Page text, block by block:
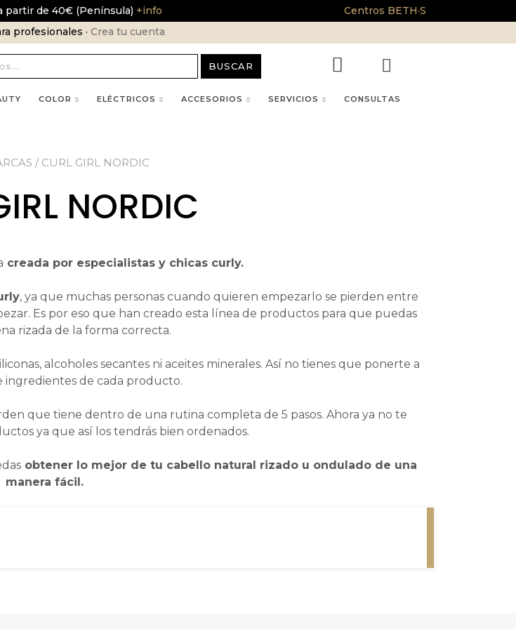
partir de 40€ (Península) +info
Centros BETH·S
profesionales · Crea tu cuenta
BUSCAR
COLOR ELÉCTRICOS ACCESORIOS SERVICIOS CONSULTAS
/ CURL GIRL NORDIC
NORDIC
creada por especialistas y chicas curly.
, ya que muchas personas cuando quieren empezarlo se pierden entre
Es por eso que han creado esta línea de productos para que puedas
rizada de la forma correcta.
alcoholes secantes ni aceites minerales. Así no tienes que ponerte a
ingredientes de cada producto.
que tiene dentro de una rutina completa de 5 pasos. Ahora ya no te
ya que así los tendrás bien ordenados.
obtener lo mejor de tu cabello natural rizado u ondulado de una
manera fácil.